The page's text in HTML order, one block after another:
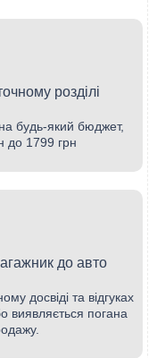
розділі
будь-який бюджет,
до 1799 грн
до авто
досвіді та відгуках
виявляється погана